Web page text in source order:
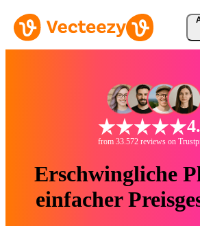
from 33.572 reviews on
Erschwingliche
einfacher